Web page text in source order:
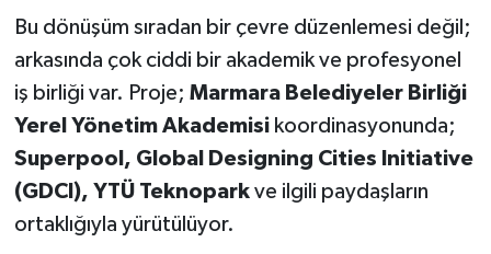
Bu dönüşüm sıradan bir çevre düzenlemesi değil;
arkasında çok ciddi bir akademik ve profesyonel
iş birliği var. Proje; Marmara Belediyeler Birliği
Yerel Yönetim Akademisikoordinasyonunda;
Superpool, Global Designing Cities Initiative
(GDCI), YTÜ Teknoparkve ilgili paydaşların
ortaklığıyla yürütülüyor.